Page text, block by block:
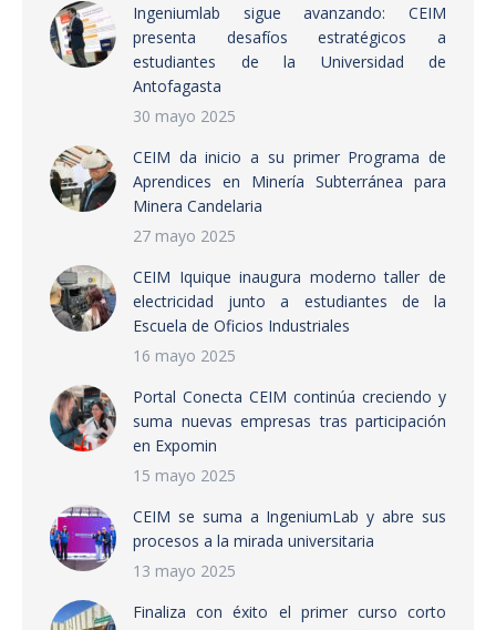
Ingeniumlab sigue avanzando: CEIM
presenta desafíos estratégicos a
estudiantes de la Universidad de
Antofagasta
30 mayo 2025
CEIM da inicio a su primer Programa de
Aprendices en Minería Subterránea para
Minera Candelaria
27 mayo 2025
CEIM Iquique inaugura moderno taller de
electricidad junto a estudiantes de la
Escuela de Oficios Industriales
16 mayo 2025
Portal Conecta CEIM continúa creciendo y
suma nuevas empresas tras participación
en Expomin
15 mayo 2025
CEIM se suma a IngeniumLab y abre sus
procesos a la mirada universitaria
13 mayo 2025
Finaliza con éxito el primer curso corto